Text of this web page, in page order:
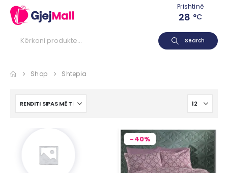
Prishtinë
28 °C
Search
Shop Shtepia
-40%